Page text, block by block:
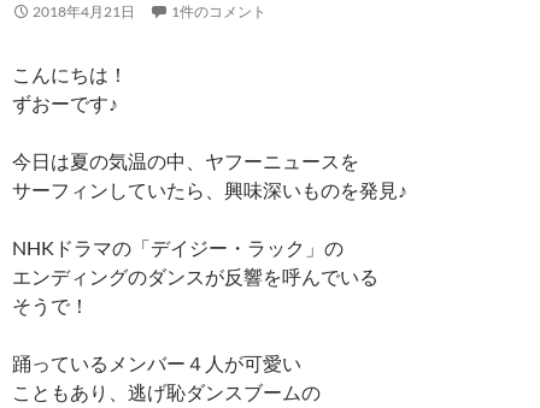
2018年4月21日 1件のコメント
こんにちは！
ずおーです♪
今日は夏の気温の中、ヤフーニュースを
サーフィンしていたら、興味深いものを発見♪
NHKドラマの「デイジー・ラック」の
エンディングのダンスが反響を呼んでいる
そうで！
踊っているメンバー４人が可愛い
こともあり、逃げ恥ダンスブームの